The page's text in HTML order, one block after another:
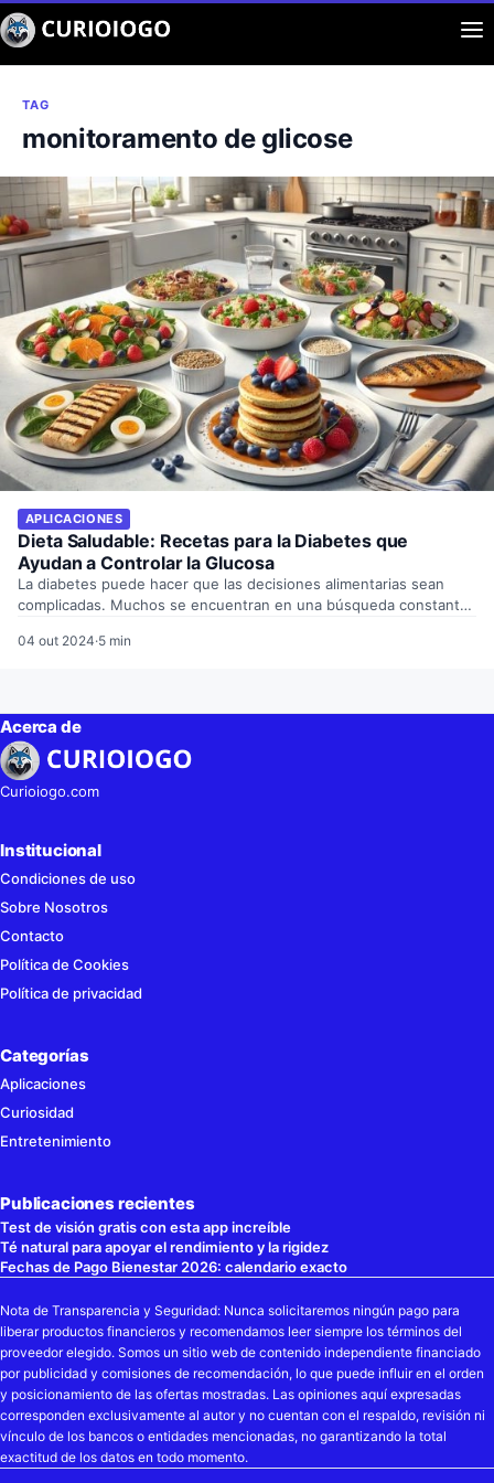
Aplicaciones
Curiosidad
Entretenimiento
TAG
monitoramento de glicose
APLICACIONES
Dieta Saludable: Recetas para la Diabetes que
Ayudan a Controlar la Glucosa
La diabetes puede hacer que las decisiones alimentarias sean
complicadas. Muchos se encuentran en una búsqueda constante
04 out 2024·5 min
Acerca de
Curioiogo.com
Institucional
Condiciones de uso
Sobre Nosotros
Contacto
Política de Cookies
Política de privacidad
Categorías
Aplicaciones
Curiosidad
Entretenimiento
Publicaciones recientes
Test de visión gratis con esta app increíble
Té natural para apoyar el rendimiento y la rigidez
Fechas de Pago Bienestar 2026: calendario exacto
Nota de Transparencia y Seguridad: Nunca solicitaremos ningún pago para
liberar productos financieros y recomendamos leer siempre los términos del
proveedor elegido. Somos un sitio web de contenido independiente financiado
por publicidad y comisiones de recomendación, lo que puede influir en el orden
y posicionamiento de las ofertas mostradas. Las opiniones aquí expresadas
corresponden exclusivamente al autor y no cuentan con el respaldo, revisión ni
vínculo de los bancos o entidades mencionadas, no garantizando la total
exactitud de los datos en todo momento.